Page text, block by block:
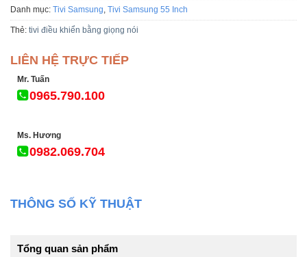
Danh mục: Tivi Samsung Tivi Samsung 55 Inch
Thẻ: tivi điều khiển bằng giọng nói
LIÊN HỆ TRỰC TIẾP
Mr. Tuấn
0965.790.100
Ms. Hương
0982.069.704
THÔNG SỐ KỸ THUẬT
Tổng quan sản phẩm